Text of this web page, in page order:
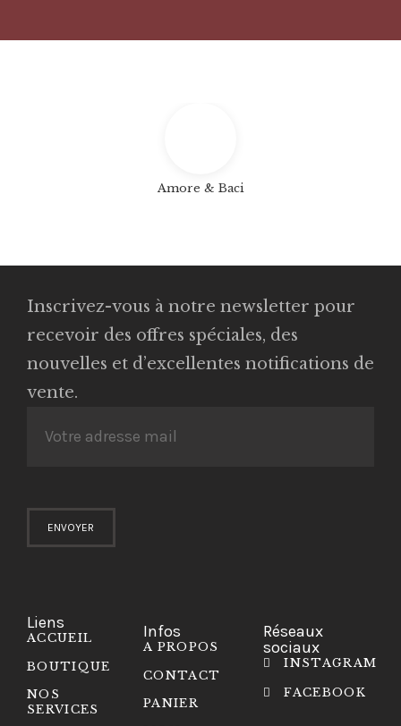
Amore & Baci
Inscrivez-vous à notre newsletter pour
recevoir des offres spéciales, des
nouvelles et d’excellentes notifications de
vente.
Liens
ACCUEIL
BOUTIQUE
NOS
SERVICES
Infos
A PROPOS
CONTACT
PANIER
Réseaux
sociaux
INSTAGRAM
FACEBOOK